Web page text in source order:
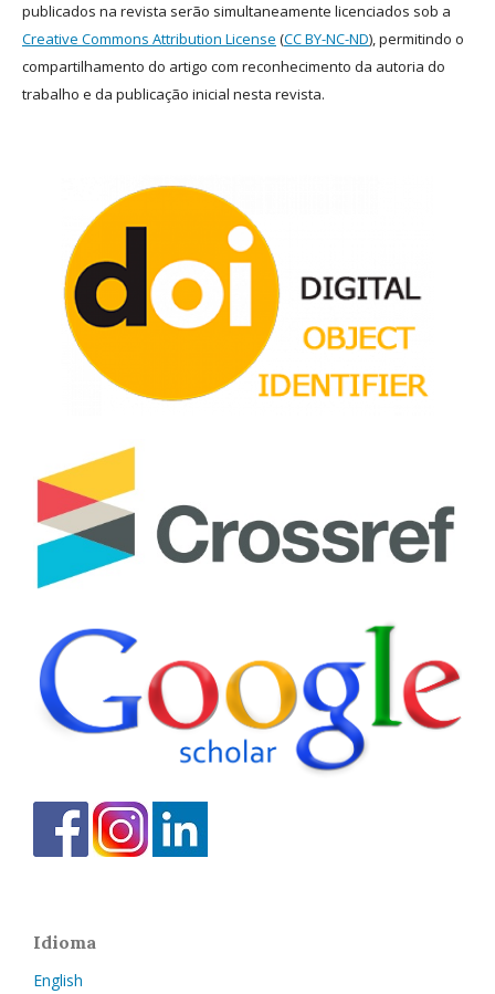
publicados na revista serão simultaneamente licenciados sob a
Creative Commons Attribution License (CC BY-NC-ND), permitindo o
compartilhamento do artigo com reconhecimento da autoria do
trabalho e da publicação inicial nesta revista.
Idioma
English